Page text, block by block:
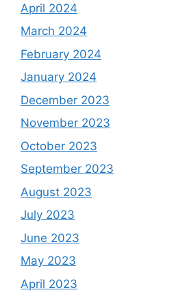
April 2024
March 2024
February 2024
January 2024
December 2023
November 2023
October 2023
September 2023
August 2023
July 2023
June 2023
May 2023
April 2023